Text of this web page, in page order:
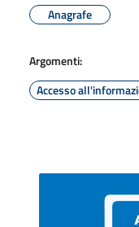
Anagrafe
Argomenti:
Accesso